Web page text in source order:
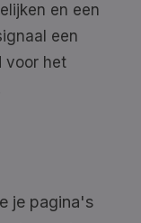
en een
een
voor het
je pagina's